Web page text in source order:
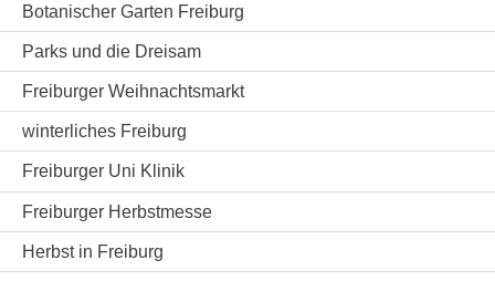
Botanischer Garten Freiburg
Parks und die Dreisam
Freiburger Weihnachtsmarkt
winterliches Freiburg
Freiburger Uni Klinik
Freiburger Herbstmesse
Herbst in Freiburg